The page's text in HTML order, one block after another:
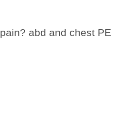
pain? abd and chest PE